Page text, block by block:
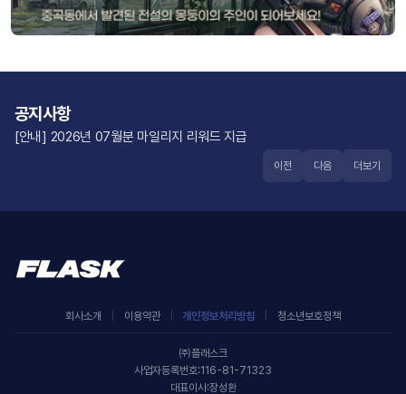
공지사항
[안내] 2026년 07월분 마일리지 리워드 지급
[안내] 군주온라인 오픈 기념 레벨 달성 이벤트 당첨자
[안내] 2026년 06월분 마일리지 리워드 지급
이전 다음 더보기
회사소개 이용약관 개인정보처리방침 청소년보호정책
㈜플래스크
사업자등록번호:116-81-71323
대표이사:장성환